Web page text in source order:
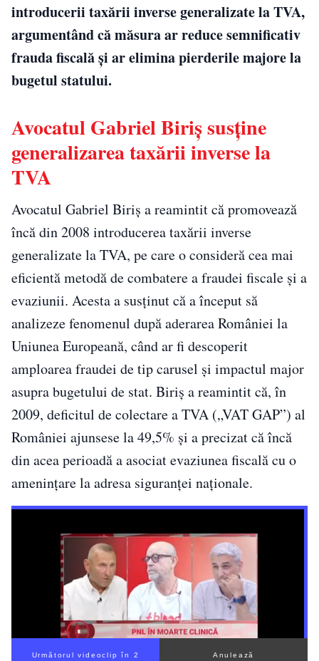
introducerii taxării inverse generalizate la TVA,
argumentând că măsura ar reduce semnificativ
frauda fiscală și ar elimina pierderile majore la
bugetul statului.
Avocatul Gabriel Biriș susține
generalizarea taxării inverse la
TVA
Avocatul Gabriel Biriș a reamintit că promovează
încă din 2008 introducerea taxării inverse
generalizate la TVA, pe care o consideră cea mai
eficientă metodă de combatere a fraudei fiscale și a
evaziunii. Acesta a susținut că a început să
analizeze fenomenul după aderarea României la
Uniunea Europeană, când ar fi descoperit
amploarea fraudei de tip carusel și impactul major
asupra bugetului de stat. Biriș a reamintit că, în
2009, deficitul de colectare a TVA („VAT GAP”) al
României ajunsese la 49,5% și a precizat că încă
din acea perioadă a asociat evaziunea fiscală cu o
amenințare la adresa siguranței naționale.
Următorul videoclip în 1 Anulează